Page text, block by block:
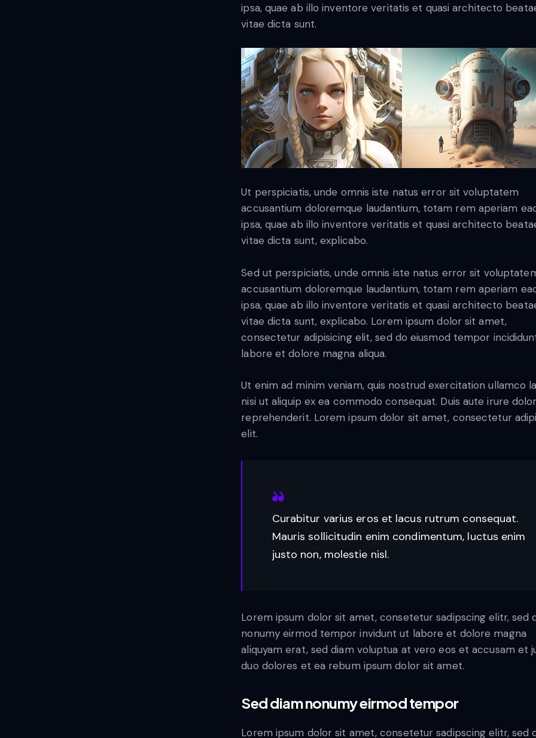
ipsa, quae ab illo inventore veritatis et quasi architecto
vitae dicta sunt.
Ut perspiciatis, unde omnis iste natus error sit voluptatem
accusantium doloremque laudantium, totam rem aperiam
ipsa, quae ab illo inventore veritatis et quasi architecto
vitae dicta sunt, explicabo.
Sed ut perspiciatis, unde omnis iste natus error sit
accusantium doloremque laudantium, totam rem aperiam
ipsa, quae ab illo inventore veritatis et quasi architecto
vitae dicta sunt, explicabo. Lorem ipsum dolor sit amet,
consectetur adipisicing elit, sed do eiusmod tempor
labore et dolore magna aliqua.
Ut enim ad minim veniam, quis nostrud exercitation ullamco
nisi ut aliquip ex ea commodo consequat. Duis aute irure
reprehenderit. Lorem ipsum dolor sit amet, consectetur
elit.
Curabitur varius eros et lacus rutrum consequat.
Mauris sollicitudin enim condimentum, luctus enim
justo non, molestie nisl.
Lorem ipsum dolor sit amet, consetetur sadipscing elitr, sed
nonumy eirmod tempor invidunt ut labore et dolore magna
aliquyam erat, sed diam voluptua at vero eos et accusam et
duo dolores et ea rebum ipsum dolor sit amet.
Sed diam nonumy eirmod tempor
Lorem ipsum dolor sit amet, consetetur sadipscing elitr, sed